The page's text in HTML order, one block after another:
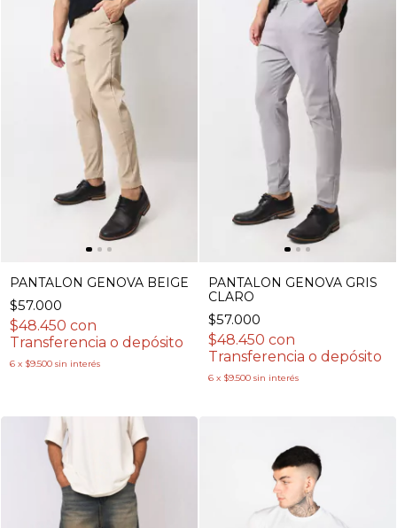
PANTALON GENOVA BEIGE
$57.000
$48.450 con
Transferencia o depósito
6 x $9.500 sin interés
PANTALON GENOVA GRIS
CLARO
$57.000
$48.450 con
Transferencia o depósito
6 x $9.500 sin interés